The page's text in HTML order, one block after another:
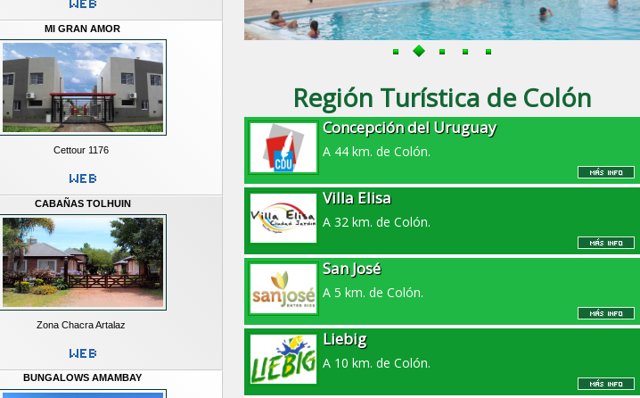
MI GRAN AMOR
Cettour 1176
CABAÑAS TOLHUIN
Zona Chacra Artalaz
BUNGALOWS AMAMBAY
Región Turística de Colón
Concepción del Uruguay
A 44 km. de Colón.
Villa Elisa
A 32 km. de Colón.
San José
A 5 km. de Colón.
Liebig
A 10 km. de Colón.